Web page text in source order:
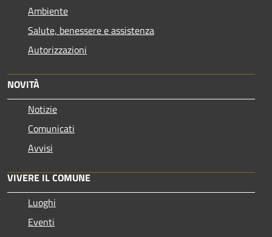
Ambiente
Salute, benessere e assistenza
Autorizzazioni
NOVITÀ
Notizie
Comunicati
Avvisi
VIVERE IL COMUNE
Luoghi
Eventi